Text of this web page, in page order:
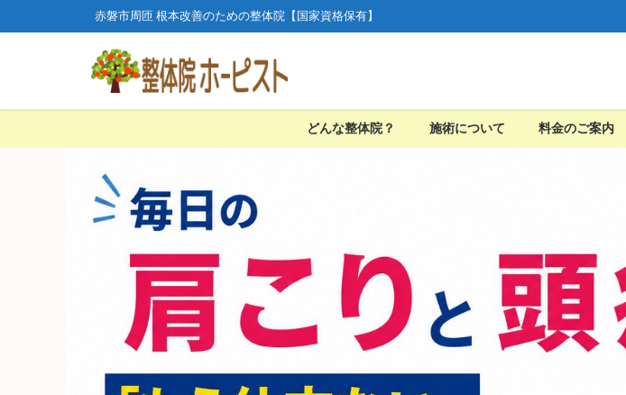
赤磐市周匝 根本改善のための整体院【国家資格保有】
どんな整体院？ 施術について 料金のご案内